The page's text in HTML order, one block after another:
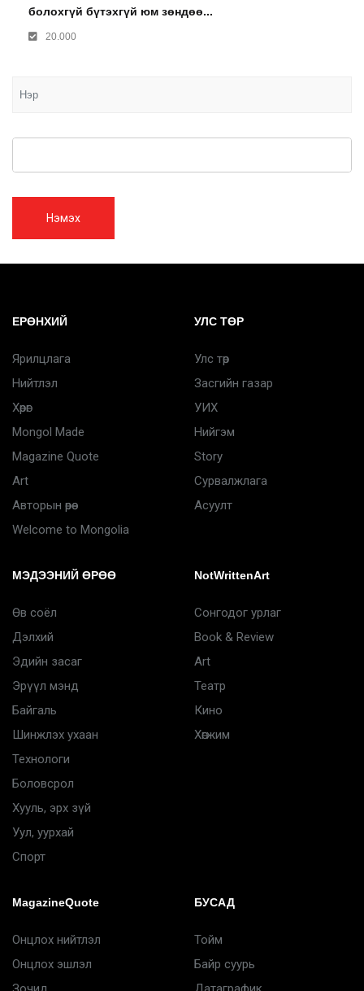
болохгүй бүтэхгүй юм зөндөө...
20.000
Нэмэх
ЕРӨНХИЙ
Ярилцлага
Нийтлэл
Хөрөг
Mongol Made
Magazine Quote
Art
Авторын өрөө
Welcome to Mongolia
УЛС ТӨР
Улс төр
Засгийн газар
УИХ
Нийгэм
Story
Сурвалжлага
Асуулт
МЭДЭЭНИЙ ӨРӨӨ
Өв соёл
Дэлхий
Эдийн засаг
Эрүүл мэнд
Байгаль
Шинжлэх ухаан
Технологи
Боловсрол
Хууль, эрх зүй
Уул, уурхай
Спорт
NotWrittenArt
Сонгодог урлаг
Book & Review
Art
Театр
Кино
Хөгжим
MagazineQuote
Онцлох нийтлэл
Онцлох эшлэл
БУСАД
Тойм
Байр суурь